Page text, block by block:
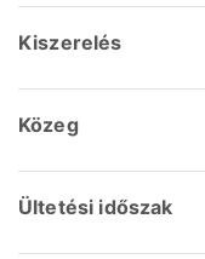
Kiszerelés
Közeg
Ültetési időszak